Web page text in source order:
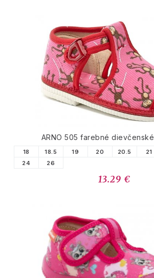
ARNO 505 farebné
18 18.5 19 20 20.5 21
24
26
13.29 €